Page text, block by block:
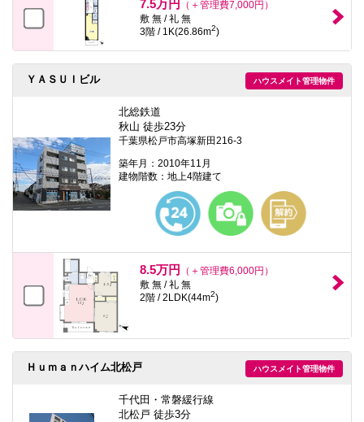
7.5万円
（＋管理費7,000円）
敷 無 / 礼 無
3階 / 1K(26.86m2)
ハウスメイト管理物件
ＹＡＳＵＩビル
北総鉄道
秋山 徒歩23分
千葉県松戸市高塚新田216-3
築年月：2010年11月
建物階数：地上4階建て
8.5万円
（＋管理費6,000円）
敷 無 / 礼 無
2階 / 2LDK(44m2)
ハウスメイト管理物件
Ｈｕｍａｎハイム北松戸
千代田・常磐緩行線
北松戸 徒歩3分